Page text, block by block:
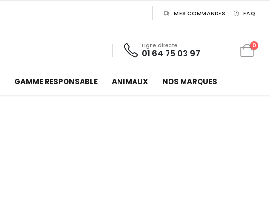
MES COMMANDES FAQ
Ligne directe
01 64 75 03 97
0
GAMME RESPONSABLE ANIMAUX NOS MARQUES